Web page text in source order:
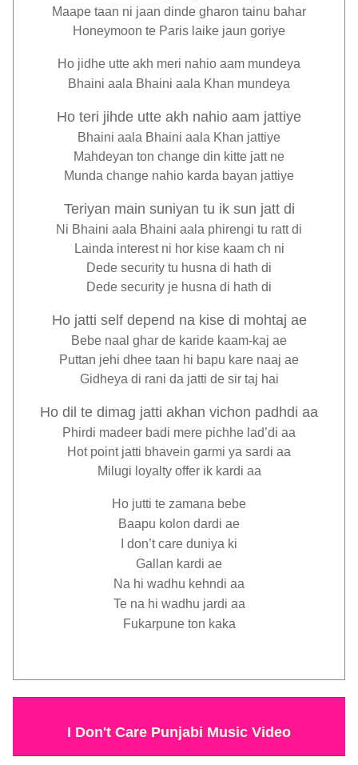
Maape taan ni jaan dinde gharon tainu bahar
Honeymoon te Paris laike jaun goriye
Ho jidhe utte akh meri nahio aam mundeya
Bhaini aala Bhaini aala Khan mundeya
Ho teri jihde utte akh nahio aam jattiye
Bhaini aala Bhaini aala Khan jattiye
Mahdeyan ton change din kitte jatt ne
Munda change nahio karda bayan jattiye
Teriyan main suniyan tu ik sun jatt di
Ni Bhaini aala Bhaini aala phirengi tu ratt di
Lainda interest ni hor kise kaam ch ni
Dede security tu husna di hath di
Dede security je husna di hath di
Ho jatti self depend na kise di mohtaj ae
Bebe naal ghar de karide kaam-kaj ae
Puttan jehi dhee taan hi bapu kare naaj ae
Gidheya di rani da jatti de sir taj hai
Ho dil te dimag jatti akhan vichon padhdi aa
Phirdi madeer badi mere pichhe lad’di aa
Hot point jatti bhavein garmi ya sardi aa
Milugi loyalty offer ik kardi aa
Ho jutti te zamana bebe
Baapu kolon dardi ae
I don’t care duniya ki
Gallan kardi ae
Na hi wadhu kehndi aa
Te na hi wadhu jardi aa
Fukarpune ton kaka
I Don't Care Punjabi Music Video